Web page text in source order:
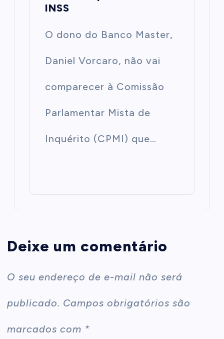
INSS
O dono do Banco Master,
Daniel Vorcaro, não vai
comparecer à Comissão
Parlamentar Mista de
Inquérito (CPMI) que…
Deixe um comentário
O seu endereço de e-mail não será
publicado. Campos obrigatórios são
marcados com *